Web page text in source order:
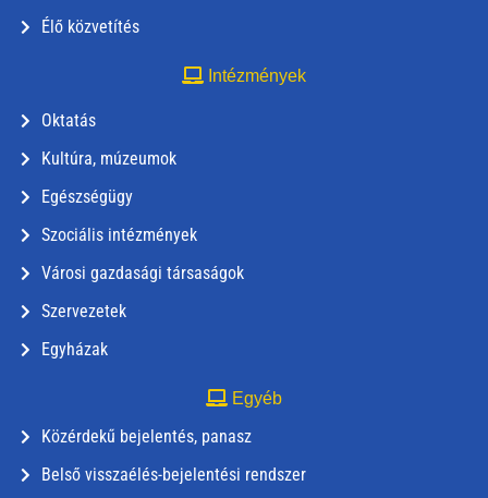
Élő közvetítés
Intézmények
Oktatás
Kultúra, múzeumok
Egészségügy
Szociális intézmények
Városi gazdasági társaságok
Szervezetek
Egyházak
Egyéb
Közérdekű bejelentés, panasz
Belső visszaélés-bejelentési rendszer